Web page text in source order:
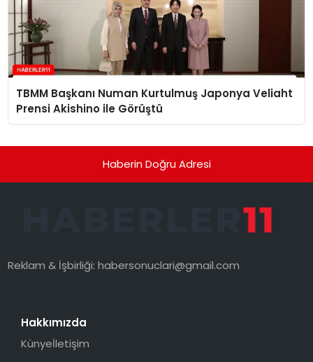
TBMM Başkanı Numan Kurtulmuş Japonya Veliaht
Prensi Akishino ile Görüştü
Haberin Doğru Adresi
Reklam & İşbirliği:habersonuclari@gmail.com
Hakkımızda
Künyeİletişim